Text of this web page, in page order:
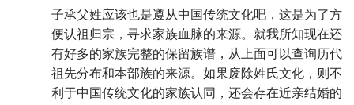
子承父姓应该也是遵从中国传统文化吧，这是为了方
便认祖归宗，寻求家族血脉的来源。就我所知现在还
有好多的家族完整的保留族谱，从上面可以查询历代
祖先分布和本部族的来源。如果废除姓氏文化，则不
利于中国传统文化的家族认同，还会存在近亲结婚的